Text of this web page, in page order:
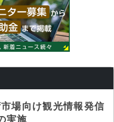
場向け観光情報発信
実施